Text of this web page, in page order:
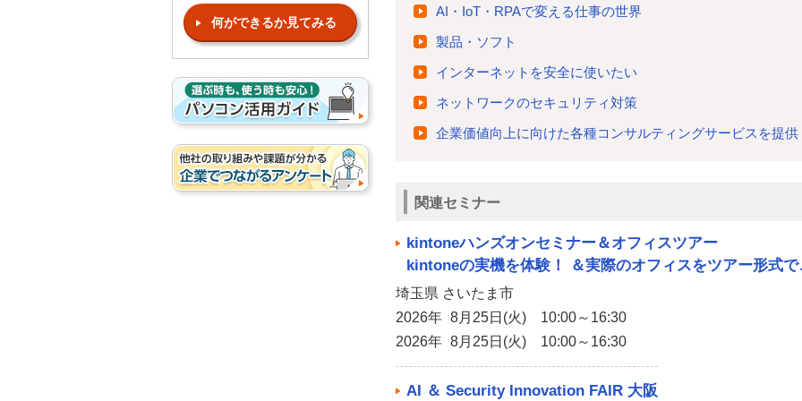
AI・IoT・RPAで変える仕事の世界
製品・ソフト
インターネットを安全に使いたい
ネットワークのセキュリティ対策
企業価値向上に向けた各種コンサルティングサービスを提供
関連セミナー
kintoneハンズオンセミナー＆オフィスツアー
kintoneの実機を体験！ ＆実際のオフィスをツアー形式で
埼玉県 さいたま市
2026年 8月25日(火) 10:00～16:30
2026年 8月25日(火) 10:00～16:30
AI ＆ Security Innovation FAIR 大阪
何ができるか見てみる